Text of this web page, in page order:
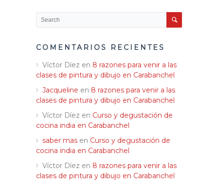
COMENTARIOS RECIENTES
Víctor Díez en 8 razones para venir a las
clases de pintura y dibujo en Carabanchel
Jacqueline en 8 razones para venir a las
clases de pintura y dibujo en Carabanchel
Víctor Díez en Curso y degustación de
cocina india en Carabanchel
saber mas en Curso y degustación de
cocina india en Carabanchel
Víctor Díez en 8 razones para venir a las
clases de pintura y dibujo en Carabanchel